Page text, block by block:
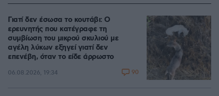
Γιατί δεν έσωσα το κουτάβι: Ο
ερευνητής που κατέγραφε τη
συμβίωση του μικρού σκυλιού με
αγέλη λύκων εξηγεί γιατί δεν
επενέβη, όταν το είδε άρρωστο
06.08.2026, 19:34 90